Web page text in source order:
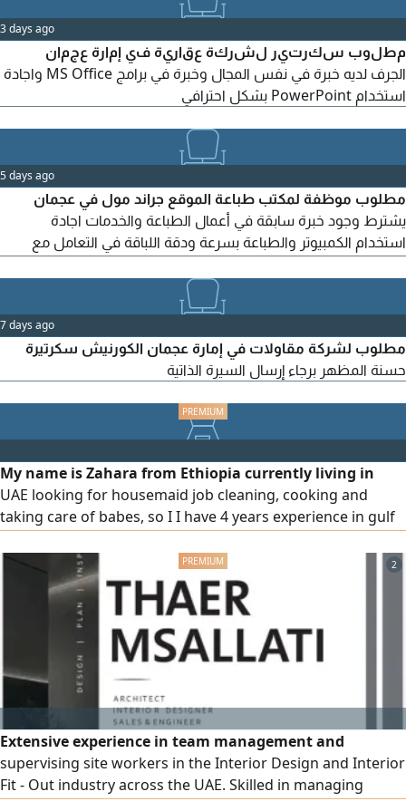
منظمة ومحترفة للانضمام الى فريق عملنا، تتمتع بمهارات تواصل
3 days ago
مطلوب سكرتير لشركة عقارية في إمارة عجمان
الجرف لديه خبرة في نفس المجال وخبرة في برامج MS Office واجادة
استخدام PowerPoint بشكل احترافي
5 days ago
مطلوب موظفة لمكتب طباعة الموقع جراند مول في عجمان
يشترط وجود خبرة سابقة في أعمال الطباعة والخدمات اجادة
استخدام الكمبيوتر والطباعة بسرعة ودقة اللباقة في التعامل مع
7 days ago
مطلوب لشركة مقاولات في إمارة عجمان الكورنيش سكرتيرة
حسنة المظهر برجاء إرسال السيرة الذاتية
My name is Zahara from Ethiopia currently living in
UAE looking for housemaid job cleaning, cooking and
taking care of babes, so I I have 4 years experience in gulf
2
Extensive experience in team management and
supervising site workers in the Interior Design and Interior
Fit - Out industry across the UAE. Skilled in managing